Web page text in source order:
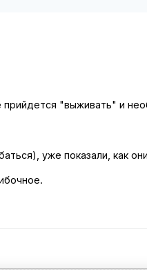
"выживать" и
уже показали, как